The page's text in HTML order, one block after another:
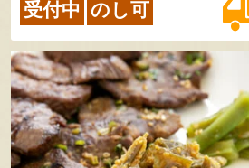
受付中 のし可